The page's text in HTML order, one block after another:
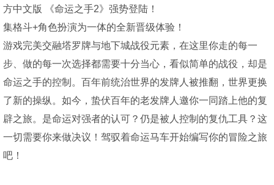
方中文版 《命运之手2》强势登陆！
集格斗+角色扮演为一体的全新晋级体验！
游戏完美交融塔罗牌与地下城战役元素，在这里你走的每一
步、做的每一次选择都需要十分当心，看似简单的战役，却是
命运之手的控制。百年前统治世界的发牌人被推翻，世界更换
了新的操纵。如今，蛰伏百年的老发牌人邀你一同踏上他的复
辟之旅。是命运对强者的认可？仍是被人控制的复仇工具？这
一切需要你来做决议！驾驭着命运马车开始编写你的冒险之旅
吧！